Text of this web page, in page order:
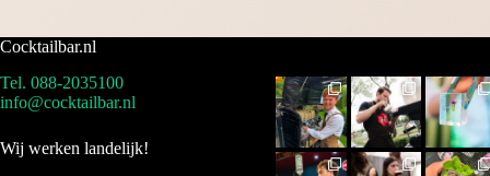
Cocktailbar.nl
Tel. 088-2035100
info@cocktailbar.nl
Wij werken landelijk!